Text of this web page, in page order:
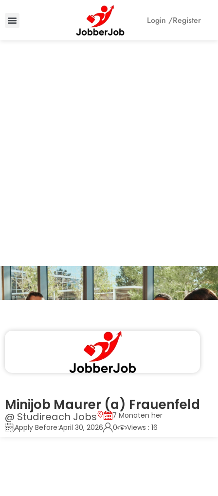
Login /Register
Minijob Maurer (a) Frauenfeld
@ Studireach Jobs
7 Monaten her
Apply Before:April 30, 2026
0 Views : 16